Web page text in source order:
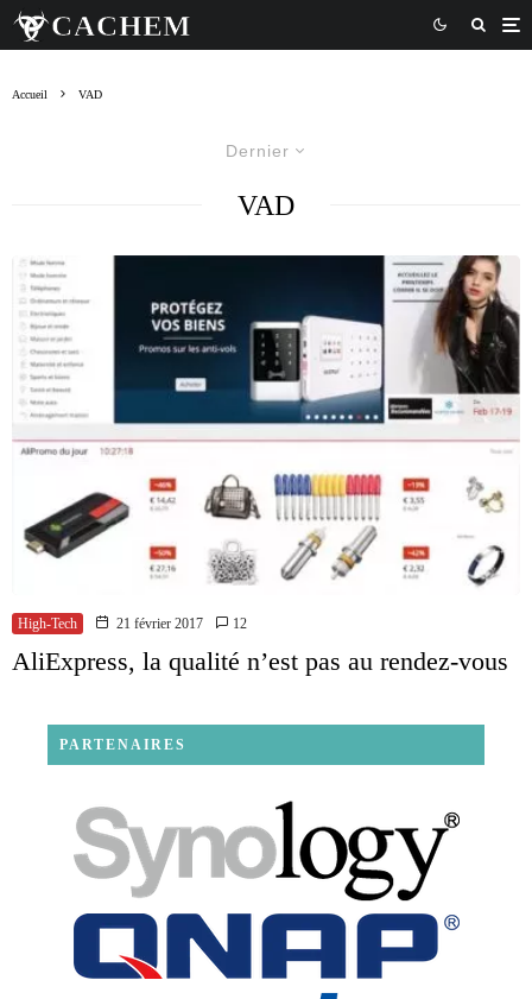
Accueil VAD
Dernier
VAD
High-Tech 21 février 2017 12
AliExpress, la qualité n’est pas au rendez-vous
PARTENAIRES